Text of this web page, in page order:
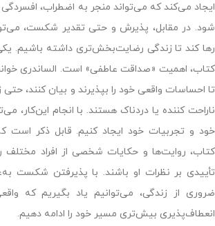
ایجاد می‌کند که می‌تواند منجر به اضطراب،
شود. در مقابل، پذیرش و حتی تقدیر شکست،
رها کند تا زندگی رضایت‌بخش‌تری داشته باشیم.
کتاب، اهمیت «صداقت عاطفی» است. الساندری
تا احساسات واقعی خود را بپذیرند و بیان کنند،
ناراحت کننده یا دردناک هستند. با انجام این‌کار،
خود و تجربیات خود ایجاد کنیم. قابل ذکر است
کتاب، روایت‌ها و حکایات شخصی از افراد مختلف
تأییدی بر نظرات او باشند. با پذیرفتن شکست
ضروری از زندگی، می‌توانیم یاد بگیریم که
انعطاف‌پذیری بیش‌تری مسیر خود را ادامه دهیم.